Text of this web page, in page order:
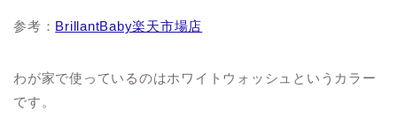
参考： BrillantBaby楽天市場店
わが家で使っているのはホワイトウォッシュというカラー
です。